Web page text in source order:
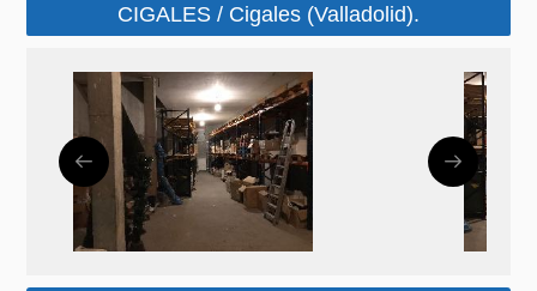
CIGALES / Cigales (Valladolid).